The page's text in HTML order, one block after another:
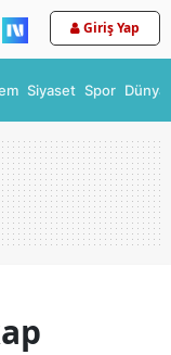
Giriş Yap
Siyaset Spor Dünya